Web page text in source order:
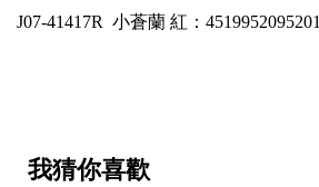
J07-41417R 小蒼蘭 紅：4519952095201
我猜你喜歡